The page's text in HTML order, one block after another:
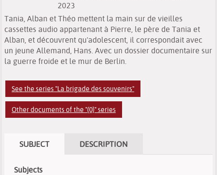
2023
Tania, Alban et Théo mettent la main sur de vieilles
cassettes audio appartenant à Pierre, le père de Tania et
Alban, et découvrent qu'adolescent, il correspondait avec
un jeune Allemand, Hans. Avec un dossier documentaire sur
la guerre froide et le mur de Berlin.
See the series "La brigade des souvenirs"
Other documents of the "(0}" series
SUBJECT DESCRIPTION
Subjects